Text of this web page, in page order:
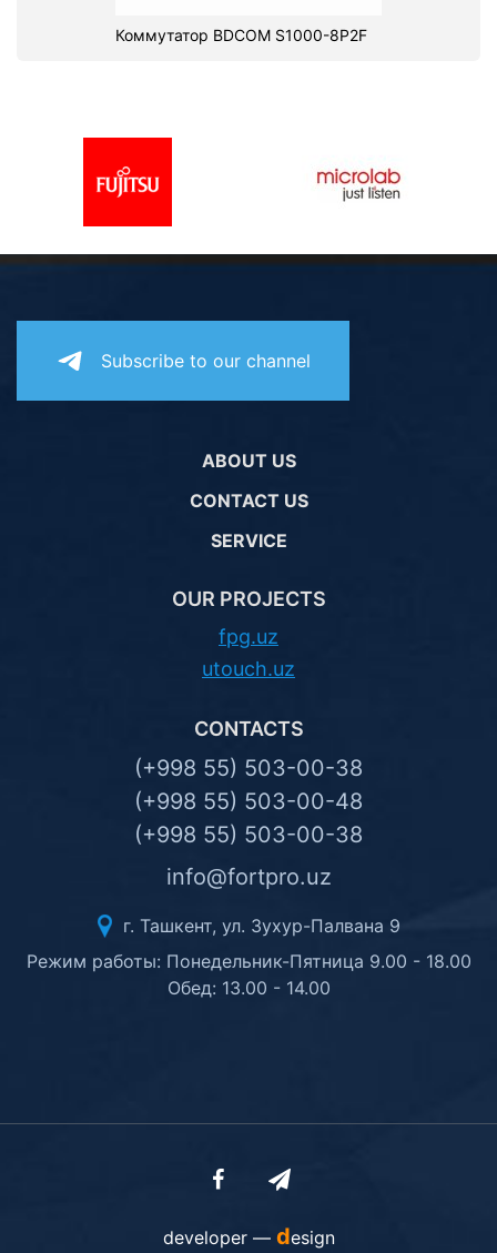
Коммутатор BDCOM S1000-8P2F
Subscribe to our channel
ABOUT US
CONTACT US
SERVICE
OUR PROJECTS
fpg.uz
utouch.uz
CONTACTS
(+998 55) 503-00-38
(+998 55) 503-00-48
(+998 55) 503-00-38
info@fortpro.uz
г. Ташкент, ул. Зухур-Палвана 9
Режим работы: Понедельник-Пятница 9.00 - 18.00
Обед: 13.00 - 14.00
developer — design